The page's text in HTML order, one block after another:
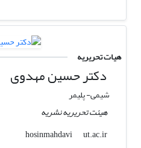
هیات تحریریه
دکتر حسین مهدوی
شیمی- پلیمر
هیئت تحریریه نشریه
hosinmahdavi
ut.ac.ir